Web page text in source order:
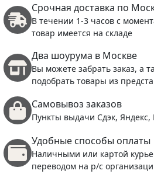
Срочная доставка по
В течении 1-3 часов с
товар имеется на складе
Два шоурума в Москве
Вы можете забрать заказ, а
подобрать товары из
Самовывоз заказов
Пункты выдачи Сдэк, Яндекс,
Удобные способы оплаты
Наличными или картой
переводом на р/с